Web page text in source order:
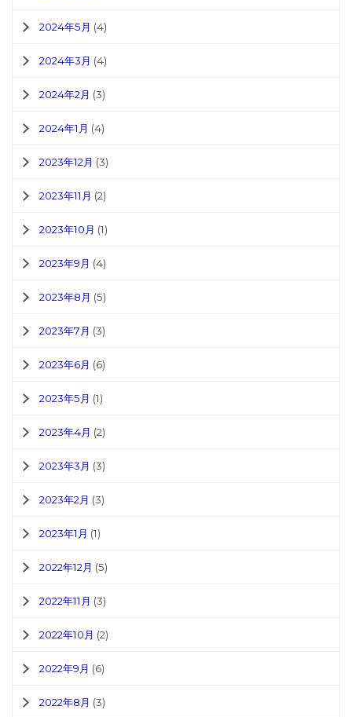
2024年5月 (4)
2024年3月 (4)
2024年2月 (3)
2024年1月 (4)
2023年12月 (3)
2023年11月 (2)
2023年10月 (1)
2023年9月 (4)
2023年8月 (5)
2023年7月 (3)
2023年6月 (6)
2023年5月 (1)
2023年4月 (2)
2023年3月 (3)
2023年2月 (3)
2023年1月 (1)
2022年12月 (5)
2022年11月 (3)
2022年10月 (2)
2022年9月 (6)
2022年8月 (3)